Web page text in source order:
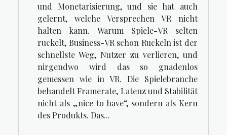
und Monetarisierung, und sie hat auch
gelernt, welche Versprechen VR nicht
halten kann. Warum Spiele-VR selten
ruckelt, Business-VR schon Ruckeln ist der
schnellste Weg, Nutzer zu verlieren, und
nirgendwo wird das so gnadenlos
gemessen wie in VR. Die Spielebranche
behandelt Framerate, Latenz und Stabilität
nicht als „nice to have“, sondern als Kern
des Produkts. Das...